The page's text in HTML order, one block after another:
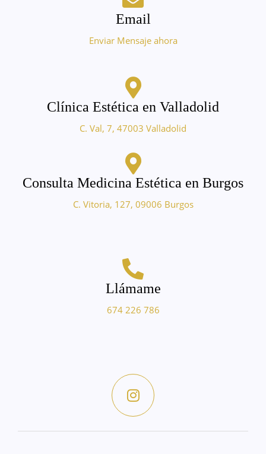
Email
Enviar Mensaje ahora
Clínica Estética en Valladolid
C. Val, 7, 47003 Valladolid
Consulta Medicina Estética en Burgos
C. Vitoria, 127, 09006 Burgos
Llámame
674 226 786